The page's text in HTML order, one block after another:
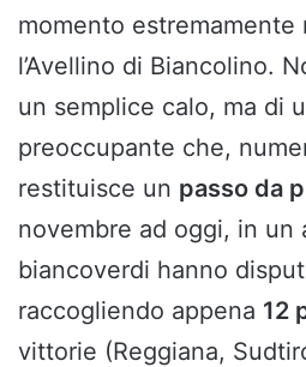
momento estremamente
l’Avellino di Biancolino.
un semplice calo, ma di
preoccupante che,
restituisce un passo da
novembre ad oggi, in un
biancoverdi hanno
raccogliendo appena 12
vittorie (Reggiana,